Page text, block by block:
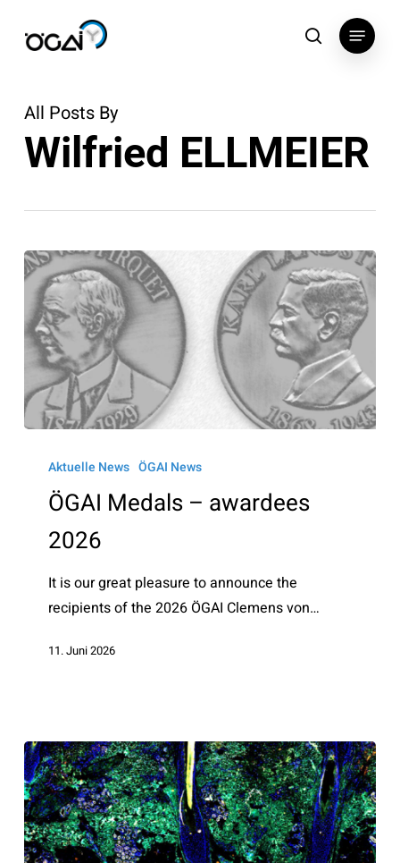
search
Menu
All Posts By
Wilfried ELLMEIER
Medals
awardees
2026
Aktuelle News ÖGAI News
ÖGAI Medals – awardees
2026
It is our great pleasure to announce the
recipients of the 2026 ÖGAI Clemens von…
11. Juni 2026